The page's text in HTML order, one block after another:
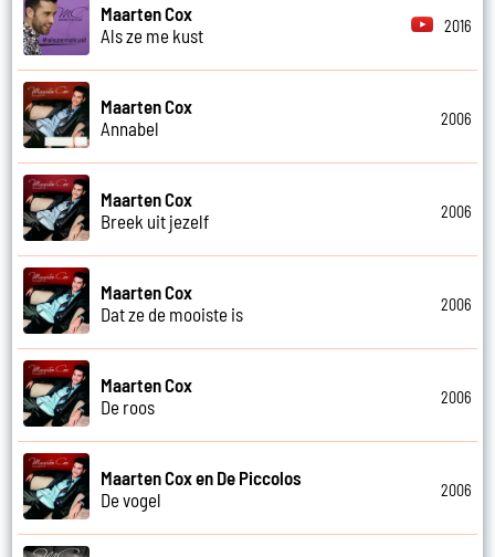
Maarten Cox
Als ze me kust
2016
Maarten Cox
Annabel
2006
Maarten Cox
Breek uit jezelf
2006
Maarten Cox
Dat ze de mooiste is
2006
Maarten Cox
De roos
2006
Maarten Cox en De Piccolos
De vogel
2006